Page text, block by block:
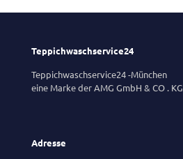
Teppichwaschservice24
Teppichwaschservice24 -München
eine Marke der AMG GmbH & CO . KG
Adresse